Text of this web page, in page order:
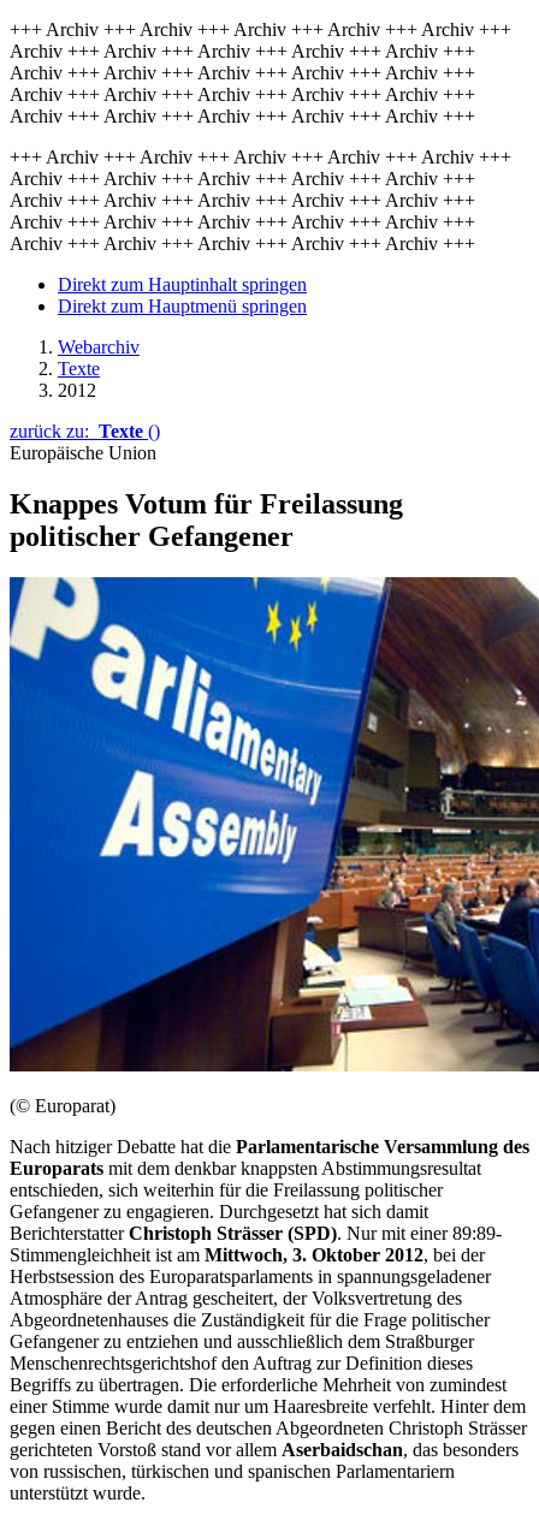
+++ Archiv +++ Archiv +++ Archiv +++ Archiv +++ Archiv +++
Archiv +++ Archiv +++ Archiv +++ Archiv +++ Archiv +++
Archiv +++ Archiv +++ Archiv +++ Archiv +++ Archiv +++
Archiv +++ Archiv +++ Archiv +++ Archiv +++ Archiv +++
Archiv +++ Archiv +++ Archiv +++ Archiv +++ Archiv +++
+++ Archiv +++ Archiv +++ Archiv +++ Archiv +++ Archiv +++
Archiv +++ Archiv +++ Archiv +++ Archiv +++ Archiv +++
Archiv +++ Archiv +++ Archiv +++ Archiv +++ Archiv +++
Archiv +++ Archiv +++ Archiv +++ Archiv +++ Archiv +++
Archiv +++ Archiv +++ Archiv +++ Archiv +++ Archiv +++
Direkt zum Hauptinhalt springen
Direkt zum Hauptmenü springen
Webarchiv
Texte
2012
zurück zu: Texte ()
Europäische Union
Knappes Votum für Freilassung
politischer Gefangener
(© Europarat)
Nach hitziger Debatte hat die Parlamentarische Versammlung des
Europarats mit dem denkbar knappsten Abstimmungsresultat
entschieden, sich weiterhin für die Freilassung politischer
Gefangener zu engagieren. Durchgesetzt hat sich damit
BerichterstatterChristoph Strässer (SPD). Nur mit einer 89:89-
Stimmengleichheit ist am Mittwoch, 3. Oktober 2012, bei der
Herbstsession des Europaratsparlaments in spannungsgeladener
Atmosphäre der Antrag gescheitert, der Volksvertretung des
Abgeordnetenhauses die Zuständigkeit für die Frage politischer
Gefangener zu entziehen und ausschließlich dem Straßburger
Menschenrechtsgerichtshof den Auftrag zur Definition dieses
Begriffs zu übertragen. Die erforderliche Mehrheit von zumindest
einer Stimme wurde damit nur um Haaresbreite verfehlt. Hinter dem
gegen einen Bericht des deutschen Abgeordneten Christoph Strässer
gerichteten Vorstoß stand vor allem Aserbaidschan, das besonders
von russischen, türkischen und spanischen Parlamentariern
unterstützt wurde.